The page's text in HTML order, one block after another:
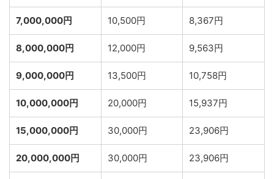
7,000,000円 10,500円 8,367円
8,000,000円 12,000円 9,563円
9,000,000円 13,500円 10,758円
10,000,000円 20,000円 15,937円
15,000,000円 30,000円 23,906円
20,000,000円 30,000円 23,906円